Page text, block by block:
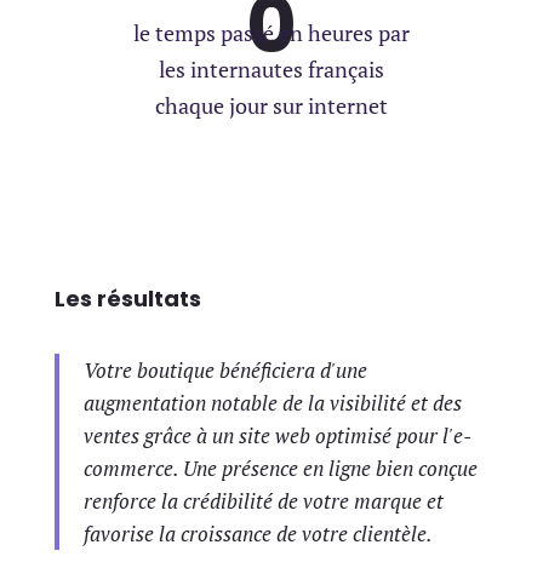
0
le temps passé en heures par
les internautes français
chaque jour sur internet
Les résultats
Votre boutique bénéficiera d'une
augmentation notable de la visibilité et des
ventes grâce à un site web optimisé pour l'e-
commerce. Une présence en ligne bien conçue
renforce la crédibilité de votre marque et
favorise la croissance de votre clientèle.